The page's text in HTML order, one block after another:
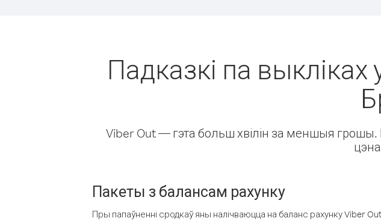
Падказкі па выкліках
Viber Out — гэта больш хвілін за меншыя грошы.
Пакеты з балансам рахунку
Пры папаўненні сродкаў яны налічваюцца на баланс рахунку Viber